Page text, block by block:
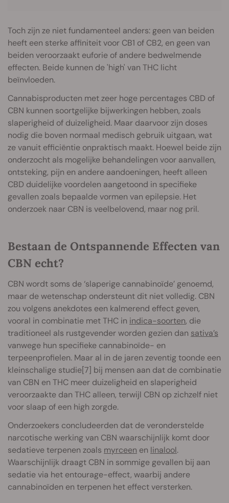
Toch zijn ze niet fundamenteel anders: geen van beiden
heeft een sterke affiniteit voor CB1 of CB2, en geen van
beiden veroorzaakt euforie of andere bedwelmende
effecten. Beide kunnen de 'high' van THC licht
beïnvloeden.
Cannabisproducten met zeer hoge percentages CBD of
CBN kunnen soortgelijke bijwerkingen hebben, zoals
slaperigheid of duizeligheid. Maar daarvoor zijn doses
nodig die boven normaal medisch gebruik uitgaan, wat
ze vanuit efficiëntie onpraktisch maakt. Hoewel beide zijn
onderzocht als mogelijke behandelingen voor aanvallen,
ontsteking, pijn en andere aandoeningen, heeft alleen
CBD duidelijke voordelen aangetoond in specifieke
gevallen zoals bepaalde vormen van epilepsie. Het
onderzoek naar CBN is veelbelovend, maar nog pril.
Bestaan de Ontspannende Effecten van
CBN echt?
CBN wordt soms de ‘slaperige cannabinoïde’ genoemd,
maar de wetenschap ondersteunt dit niet volledig. CBN
zou volgens anekdotes een kalmerend effect geven,
vooral in combinatie met THC in indica-soorten, die
traditioneel als rustgevender worden gezien dan sativa’s
vanwege hun specifieke cannabinoïde- en
terpeenprofielen. Maar al in de jaren zeventig toonde een
kleinschalige studie[7] bij mensen aan dat de combinatie
van CBN en THC meer duizeligheid en slaperigheid
veroorzaakte dan THC alleen, terwijl CBN op zichzelf niet
voor slaap of een high zorgde.
Onderzoekers concludeerden dat de veronderstelde
narcotische werking van CBN waarschijnlijk komt door
sedatieve terpenen zoals myrceen en linalool.
Waarschijnlijk draagt CBN in sommige gevallen bij aan
sedatie via het entourage-effect, waarbij andere
cannabinoïden en terpenen het effect versterken.